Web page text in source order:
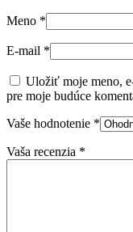
Meno *
E-mail *
Uložiť moje meno,
pre moje budúce
Vaše hodnotenie *
Vaša recenzia *